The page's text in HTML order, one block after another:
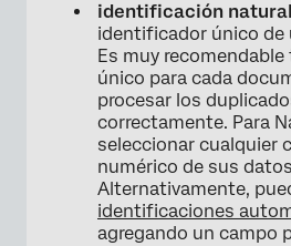
identificación natural
identificador único de
Es muy recomendable
único para cada
procesar los
correctamente. Para
seleccionar cualquier
numérico de sus
Alternativamente,
identificaciones
agregando un campo